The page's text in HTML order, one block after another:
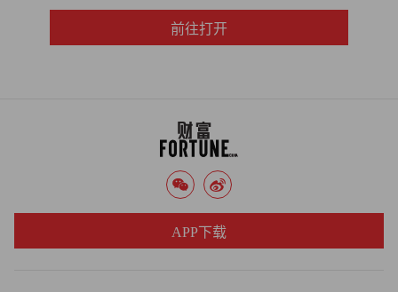
了Mark Cuban Cost Plus Drugs，旨在消除医药行业的中间环
节。库班指出，中间商正是导致药价居高不下的罪魁祸首。
前往打开
APP下载